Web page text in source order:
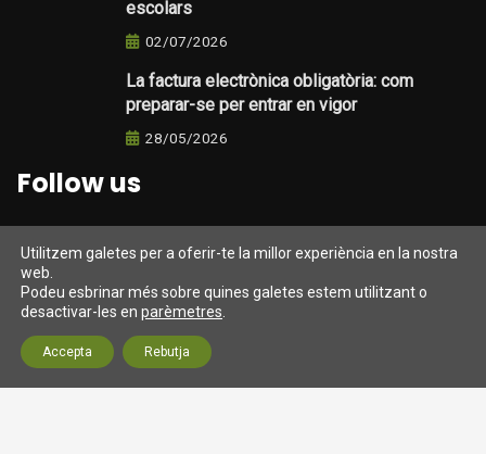
escolars
02/07/2026
La factura electrònica obligatòria: com
preparar-se per entrar en vigor
28/05/2026
Follow us
Darrers tweets
Tweets from https://twitter.com/twitter/lists/official-
twitter-accts
Utilitzem galetes per a oferir-te la millor experiència en la nostra
web.
Podeu esbrinar més sobre quines galetes estem utilitzant o
desactivar-les en parèmetres
Accepta Rebutja